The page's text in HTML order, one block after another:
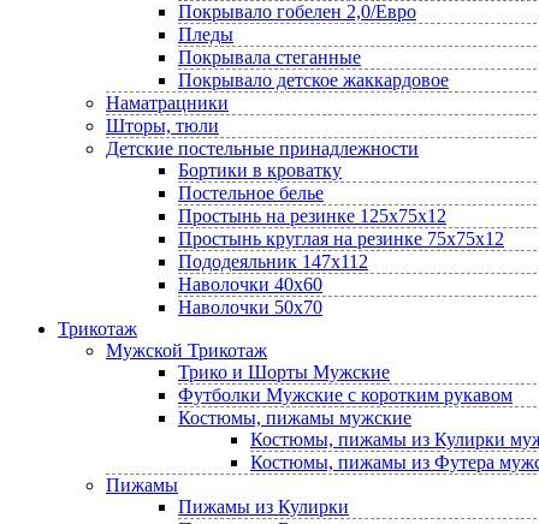
Покрывало гобелен 2,0/Евро
Пледы
Покрывала стеганные
Покрывало детское жаккардовое
Наматрацники
Шторы, тюли
Детские постельные принадлежности
Бортики в кроватку
Постельное белье
Простынь на резинке 125х75х12
Простынь круглая на резинке 75х75х12
Пододеяльник 147х112
Наволочки 40х60
Наволочки 50х70
Трикотаж
Мужской Трикотаж
Трико и Шорты Мужские
Футболки Мужские с коротким рукавом
Костюмы, пижамы мужские
Костюмы, пижамы из Кулирки
Костюмы, пижамы из Футера
Пижамы
Пижамы из Кулирки